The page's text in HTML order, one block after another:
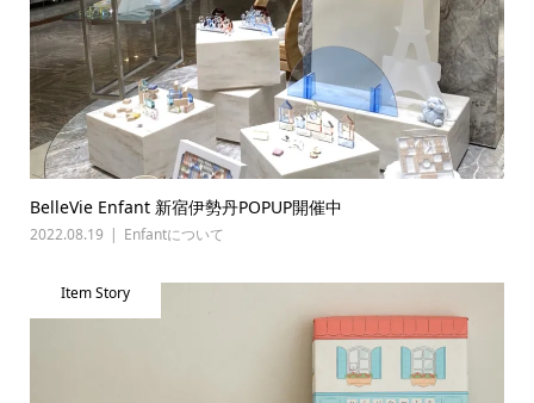
BelleVie Enfant 新宿伊勢丹POPUP開催中
2022.08.19 Enfantについて
Item Story